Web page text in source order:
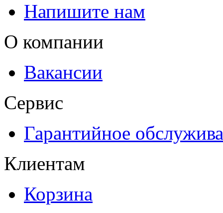
Напишите нам
О компании
Вакансии
Сервис
Гарантийное
Клиентам
Корзина